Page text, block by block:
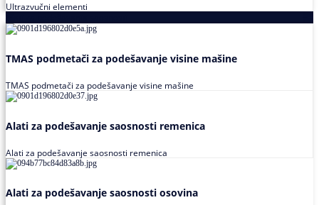
Ultrazvučni elementi
TMAS podmetači za podešavanje visine mašine
TMAS podmetači za podešavanje visine mašine
Alati za podešavanje saosnosti remenica
Alati za podešavanje saosnosti remenica
Alati za podešavanje saosnosti osovina